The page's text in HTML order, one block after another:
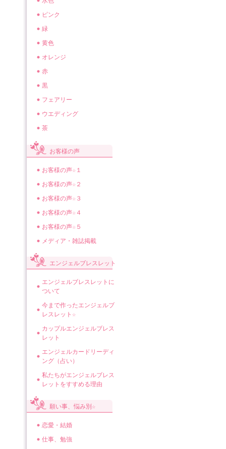
ピンク
緑
黄色
オレンジ
赤
黒
フェアリー
ウエディング
茶
お客様の声
お客様の声☆１
お客様の声☆２
お客様の声☆３
お客様の声☆４
お客様の声☆５
メディア・雑誌掲載
エンジェルブレスレット
エンジェルブレスレットに
ついて
今まで作ったエンジェルブ
レスレット☆
カップルエンジェルブレス
レット
エンジェルカードリーディ
ング（占い）
私たちがエンジェルブレス
レットをすすめる理由
願い事、悩み別☆
恋愛・結婚
仕事、勉強